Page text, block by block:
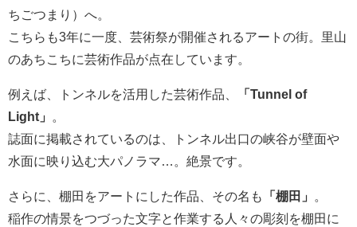
ちごつまり）へ。
こちらも3年に一度、芸術祭が開催されるアートの街。里山
のあちこちに芸術作品が点在しています。
例えば、トンネルを活用した芸術作品、
「Tunnel of
Light」
誌面に掲載されているのは、トンネル出口の峡谷が壁面や
水面に映り込む大パノラマ…。絶景です。
さらに、棚田をアートにした作品、その名も 「棚田」
稲作の情景をつづった文字と作業する人々の彫刻を棚田に